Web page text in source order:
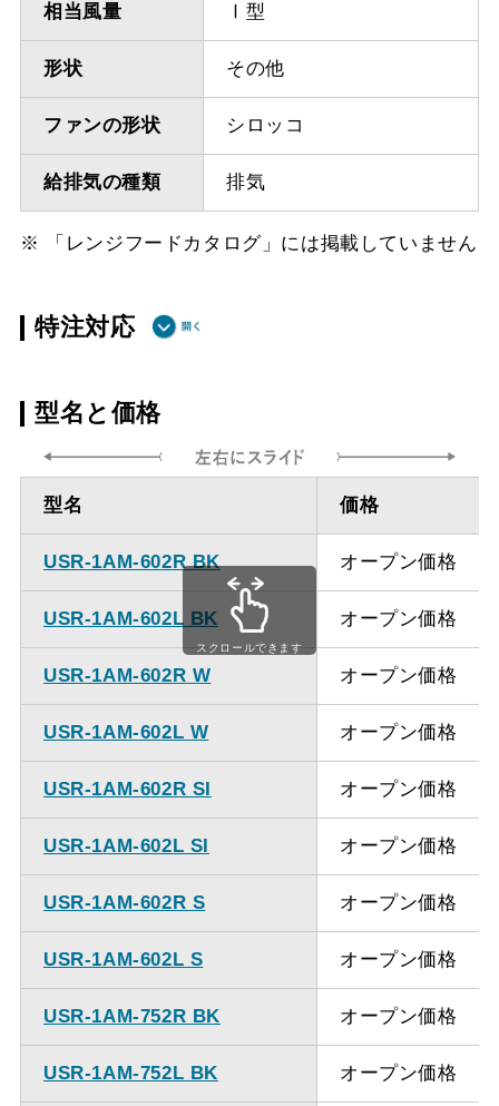
相当風量 Ⅰ型
形状 その他
ファンの形状 シロッコ
給排気の種類 排気
※ 「レンジフードカタログ」には掲載していません
特注対応
方
ダクト方向 上
方
最大寸法 905ｍｍ
型名と価格
型名 価格
USR-1AM-602R BK オープン価格
USR-1AM-602L BK オープン価格
USR-1AM-602R W オープン価格
USR-1AM-602L W オープン価格
USR-1AM-602R SI オープン価格
USR-1AM-602L SI オープン価格
USR-1AM-602R S オープン価格
USR-1AM-602L S オープン価格
USR-1AM-752R BK オープン価格
USR-1AM-752L BK オープン価格
スクロールできます